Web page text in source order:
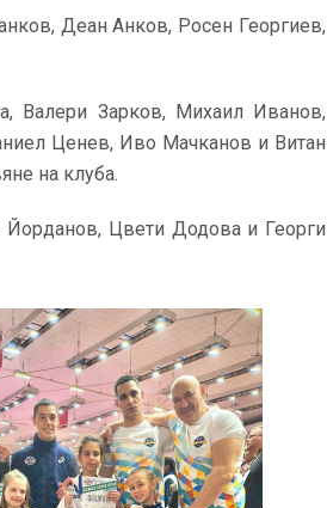
Деан Анков, Росен Георгиев,
Валери Зарков, Михаил Иванов,
Ценев, Иво Мачканов и Витан
на клуба.
Йорданов, Цвети Додоваи Георги